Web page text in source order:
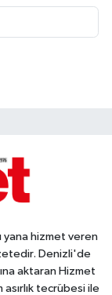
yana hizmet veren
Denizli'de
aktaran Hizmet
asırlık tecrübesi ile